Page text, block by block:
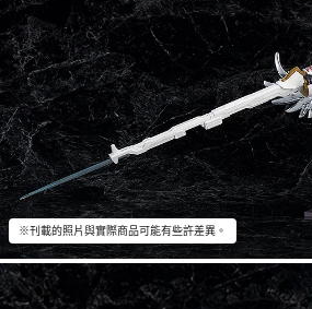
※刊載的照片與實際商品可能有些許差異。